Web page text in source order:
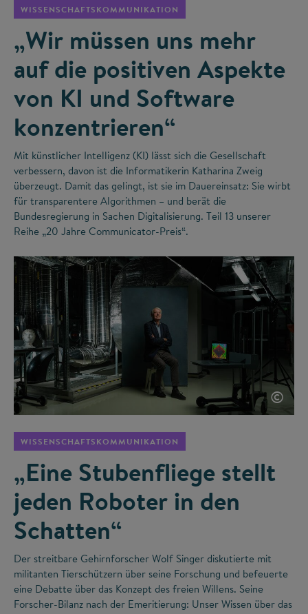
WISSENSCHAFTSKOMMUNIKATION
„Wir müssen uns mehr
auf die positiven Aspekte
von KI und Software
konzentrieren“
Mit künstlicher Intelligenz (KI) lässt sich die Gesellschaft
verbessern, davon ist die Informatikerin Katharina Zweig
überzeugt. Damit das gelingt, ist sie im Dauereinsatz: Sie wirbt
für transparentere Algorithmen – und berät die
Bundesregierung in Sachen Digitalisierung. Teil 13 unserer
Reihe „20 Jahre Communicator-Preis“.
©
WISSENSCHAFTSKOMMUNIKATION
„Eine Stubenfliege stellt
jeden Roboter in den
Schatten“
Der streitbare Gehirnforscher Wolf Singer diskutierte mit
militanten Tierschützern über seine Forschung und befeuerte
eine Debatte über das Konzept des freien Willens. Seine
Forscher-Bilanz nach der Emeritierung: Unser Wissen über das